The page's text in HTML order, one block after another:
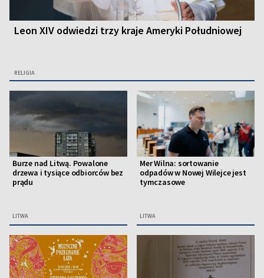
Leon XIV odwiedzi trzy kraje Ameryki Południowej
RELIGIA
Burze nad Litwą. Powalone
drzewa i tysiące odbiorców bez
prądu
LITWA
Mer Wilna: sortowanie
odpadów w Nowej Wilejce jest
tymczasowe
LITWA